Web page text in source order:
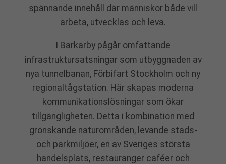
spännande innehåll där människor både vill
arbeta, utvecklas och leva.
I Barkarby pågår omfattande
infrastruktursatsningar som utbyggnaden av
nya tunnelbanan, Förbifart Stockholm och ny
regionaltågstation. Här skapas moderna
kommunikationslösningar som ökar
tillgängligheten. Detta i kombination med
grönskande naturområden, levande stads-
och parkmiljöer, en av Sveriges största
handelsplats, restauranger caféer och